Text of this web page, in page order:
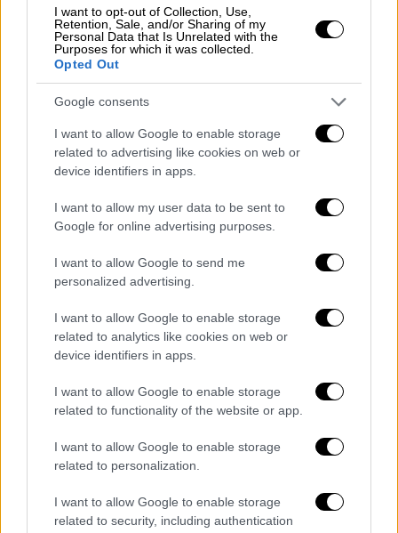
I want to opt-out of Collection, Use,
Retention, Sale, and/or Sharing of my
Personal Data that Is Unrelated with the
Purposes for which it was collected.
Opted Out
Google consents
I want to allow Google to enable storage
related to advertising like cookies on web or
device identifiers in apps.
I want to allow my user data to be sent to
Google for online advertising purposes.
I want to allow Google to send me
personalized advertising.
I want to allow Google to enable storage
related to analytics like cookies on web or
device identifiers in apps.
I want to allow Google to enable storage
related to functionality of the website or app.
I want to allow Google to enable storage
related to personalization.
I want to allow Google to enable storage
related to security, including authentication
Our Network| 23.07.2026 21:00
Γεμάτη σασπένς και ένταση: Κι όμως, η
καλύτερη ταινία του Netflix αυτήν την
εποχή είναι μόλις στο νο7
Μία από τις πιο prestige κινηματογραφικές
δουλειές των 90’s
Σινεμά|22.07.2026 13:18
Στο σινεμά «Η γοητεία της αμαρτίας»:
Μια τολμηρή ματιά στον κοινωνικό ρόλο